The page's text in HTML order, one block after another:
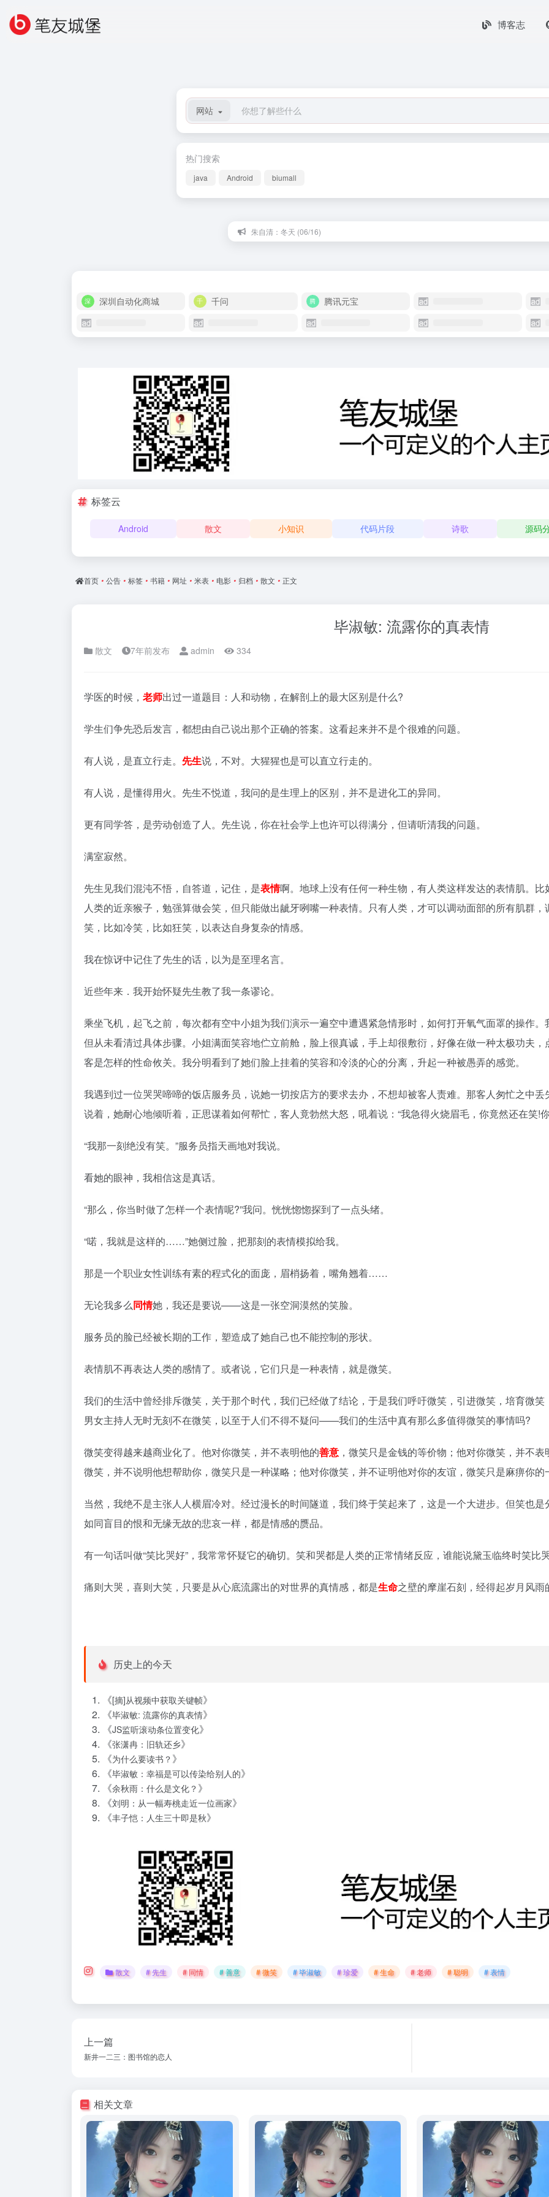
博客志
网站
热门搜索
java Android biumall
朱自清：冬天 (06/16)
深圳自动化商城 千问 腾讯元宝
标签云
Android 散文 小知识 代码片段 诗歌 源码
首页 • 公告 • 标签 • 书籍 • 网址 • 米表 • 电影 • 归档 • 散文 • 正文
毕淑敏: 流露你的真表情
散文 7年前发布 admin 334
学医的时候， 老师出过一道题目：人和动物，在解剖上的最大区别是什么?
学生们争先恐后发言，都想由自己说出那个正确的答案。这看起来并不是个很难的问题。
有人说，是直立行走。 先生说，不对。大猩猩也是可以直立行走的。
有人说，是懂得用火。先生不悦道，我问的是生理上的区别，并不是进化工的异同。
更有同学答，是劳动创造了人。先生说，你在社会学上也许可以得满分，但请听清我的问题。
满室寂然。
先生见我们混沌不悟，自答道，记住，是表情啊。地球上没有任何一种生物，有人类这样发达的表情肌。比
人类的近亲猴子，勉强算做会笑，但只能做出龇牙咧嘴一种表情。只有人类，才可以调动面部的所有肌群
笑，比如冷笑，比如狂笑，以表达自身复杂的情感。
我在惊讶中记住了先生的话，以为是至理名言。
近些年来．我开始怀疑先生教了我一条谬论。
乘坐飞机，起飞之前，每次都有空中小姐为我们演示一遍空中遭遇紧急情形时，如何打开氧气面罩的操作
但从未看清过具体步骤。小姐满面笑容地伫立前舱，脸上很真诚，手上却很敷衍，好像在做一种太极功夫
客是怎样的性命攸关。我分明看到了她们脸上挂着的笑容和冷淡的心的分离，升起一种被愚弄的感觉。
我遇到过一位哭哭啼啼的饭店服务员，说她一切按店方的要求去办，不想却被客人责难。那客人匆忙之中
说着，她耐心地倾听着，正思谋着如何帮忙，客人竟勃然大怒，吼着说：“我急得火烧眉毛，你竟然还在笑!
“我那一刻绝没有笑。”服务员指天画地对我说。
看她的眼神，我相信这是真话。
“那么，你当时做了怎样一个表情呢?”我问。恍恍惚惚探到了一点头绪。
“喏，我就是这样的……”她侧过脸，把那刻的表情模拟给我。
那是一个职业女性训练有素的程式化的面庞，眉梢扬着，嘴角翘着……
无论我多么同情她，我还是要说——这是一张空洞漠然的笑脸。
服务员的脸已经被长期的工作，塑造成了她自己也不能控制的形状。
表情肌不再表达人类的感情了。或者说，它们只是一种表情，就是微笑。
我们的生活中曾经排斥微笑，关于那个时代，我们已经做了结论，于是我们呼吁微笑，引进微笑，培育微
男女主持人无时无刻不在微笑，以至于人们不得不疑问——我们的生活中真有那么多值得微笑的事情吗?
微笑变得越来越商业化了。他对你微笑，并不表明他的善意 ，微笑只是金钱的等价物；他对你微笑，并不
微笑，并不说明他想帮助你，微笑只是一种谋略；他对你微笑，并不证明他对你的友谊，微笑只是麻痹你
当然，我绝不是主张人人横眉冷对。经过漫长的时间隧道，我们终于笑起来了，这是一个大进步。但笑也
如同盲目的恨和无缘无故的悲哀一样，都是情感的赝品。
有一句话叫做“笑比哭好”，我常常怀疑它的确切。笑和哭都是人类的正常情绪反应，谁能说黛玉临终时笑比
痛则大哭，喜则大笑，只要是从心底流露出的对世界的真情感，都是生命之壁的摩崖石刻，经得起岁月风
历史上的今天
《[摘]从视频中获取关键帧》
《毕淑敏: 流露你的真表情》
《JS监听滚动条位置变化》
《张潇冉：旧轨还乡》
《为什么要读书？ 》
《毕淑敏：幸福是可以传染给别人的》
《余秋雨：什么是文化？ 》
《刘明：从一幅寿桃走近一位画家》
《丰子恺：人生三十即是秋》
散文 # 先生 # 同情 # 善意 # 微笑 # 毕淑敏 # 珍爱 # 生命 # 老师 # 聪明 # 表情
上一篇
新井一二三：图书馆的恋人
相关文章